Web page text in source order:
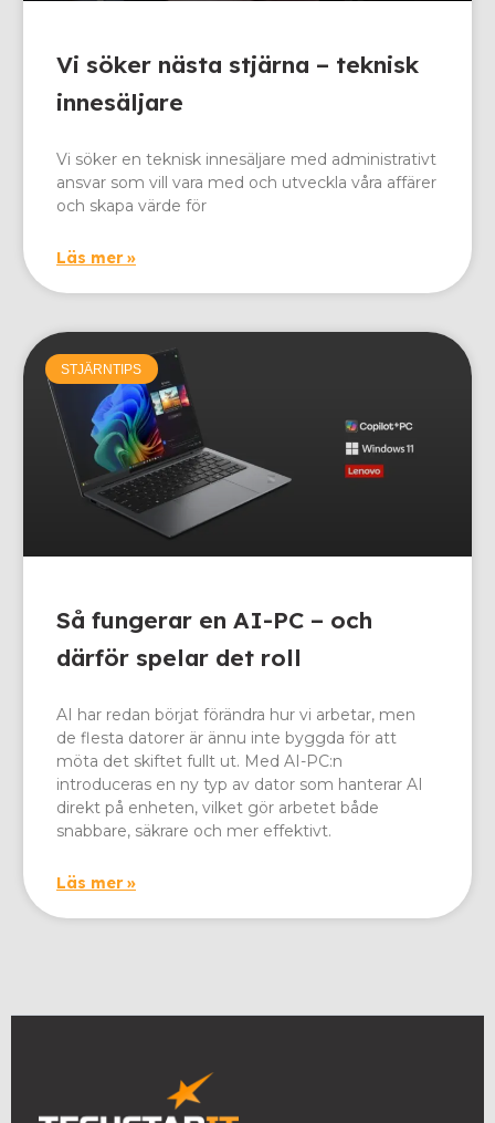
Vi söker nästa stjärna – teknisk
innesäljare
Vi söker en teknisk innesäljare med administrativt
ansvar som vill vara med och utveckla våra affärer
och skapa värde för
Läs mer »
STJÄRNTIPS
Så fungerar en AI-PC – och
därför spelar det roll
AI har redan börjat förändra hur vi arbetar, men
de flesta datorer är ännu inte byggda för att
möta det skiftet fullt ut. Med AI-PC:n
introduceras en ny typ av dator som hanterar AI
direkt på enheten, vilket gör arbetet både
snabbare, säkrare och mer effektivt.
Läs mer »